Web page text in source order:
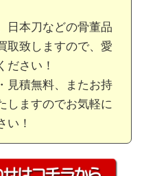
日本刀などの骨董品
取致しますので、愛
ださい！
見積無料、またお持
しますのでお気軽に
い！